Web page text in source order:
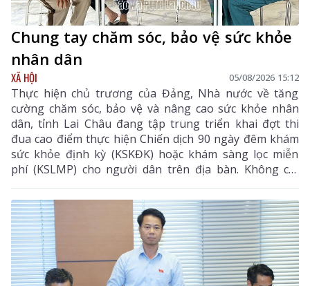
Chung tay chăm sóc, bảo vệ sức khỏe
nhân dân
XÃ HỘI 05/08/2026 15:12
Thực hiện chủ trương của Đảng, Nhà nước về tăng
cường chăm sóc, bảo vệ và nâng cao sức khỏe nhân
dân, tỉnh Lai Châu đang tập trung triển khai đợt thi
đua cao điểm thực hiện Chiến dịch 90 ngày đêm khám
sức khỏe định kỳ (KSKĐK) hoặc khám sàng lọc miễn
phí (KSLMP) cho người dân trên địa bàn. Không chỉ
góp phần phát hiện sớm bệnh tật, nâng cao chất
lượng chăm sóc sức khỏe (CSSK) ban đầu, chương
trình còn lan tỏa tinh thần trách nhiệm, y đức và sự
tận tâm của đội ngũ cán bộ y tế, hướng tới mục tiêu
mọi người dân đều được tiếp cận dịch vụ y tế công
bằng, chất lượng và nhân văn.